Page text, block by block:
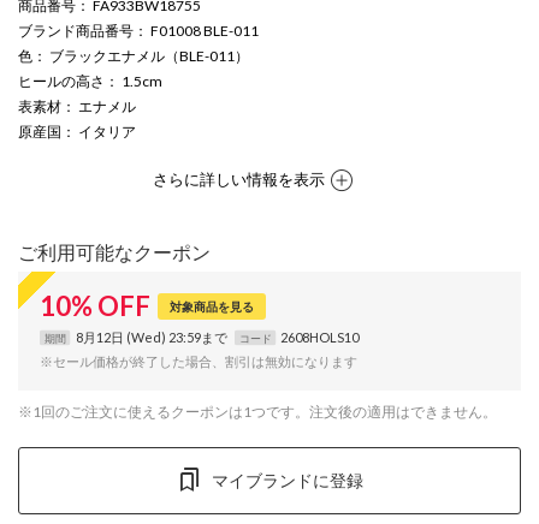
商品番号 ： FA933BW18755
ブランド商品番号 ： F01008 BLE-011
色 ： ブラックエナメル（BLE-011）
ヒールの高さ ： 1.5cm
表素材 ： エナメル
原産国 ： イタリア
さらに詳しい情報を表示
ご利用可能なクーポン
10% OFF 対象商品を見る
期間 8月12日 (Wed) 23:59まで コード
2608HOLS10
※セール価格が終了した場合、割引は無効になります
※1回のご注文に使えるクーポンは1つです。注文後の適用はできません。
マイブランドに登録